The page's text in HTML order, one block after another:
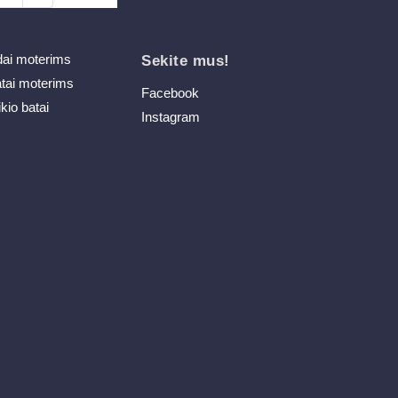
moterims
moterims
batai
Sekite mus!
Facebook
Instagram